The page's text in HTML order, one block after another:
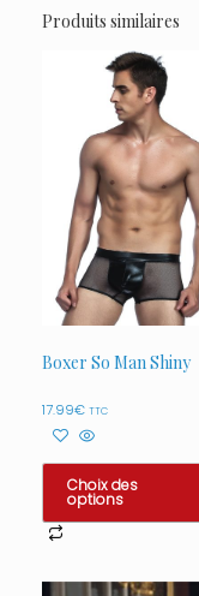
Produits similaires
Boxer So Man Shiny
17.99€ TTC
Choix des
options
a